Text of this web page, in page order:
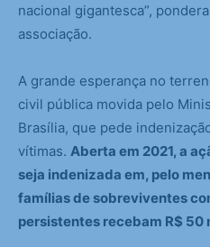
nacional gigantesca”,
associação.
A grande esperança no
civil pública movida pelo
Brasília, que pede
vítimas. Aberta em 2021, a
seja indenizada em, pelo
famílias de sobreviventes
persistentes recebam R$ 50